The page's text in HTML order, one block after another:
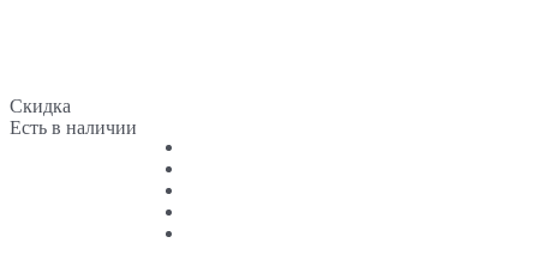
Скидка
Есть в наличии